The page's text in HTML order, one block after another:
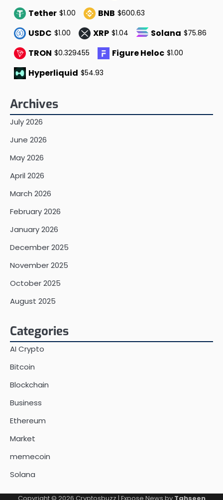
Tether $1.00 BNB $600.63
USDC $1.00 XRP $1.04 Solana $75.86
TRON $0.329455 Figure Heloc $1.00
Hyperliquid $54.93
Archives
July 2026
June 2026
May 2026
April 2026
March 2026
February 2026
January 2026
December 2025
November 2025
October 2025
August 2025
Categories
AI Crypto
Bitcoin
Blockchain
Business
Ethereum
Market
memecoin
Solana